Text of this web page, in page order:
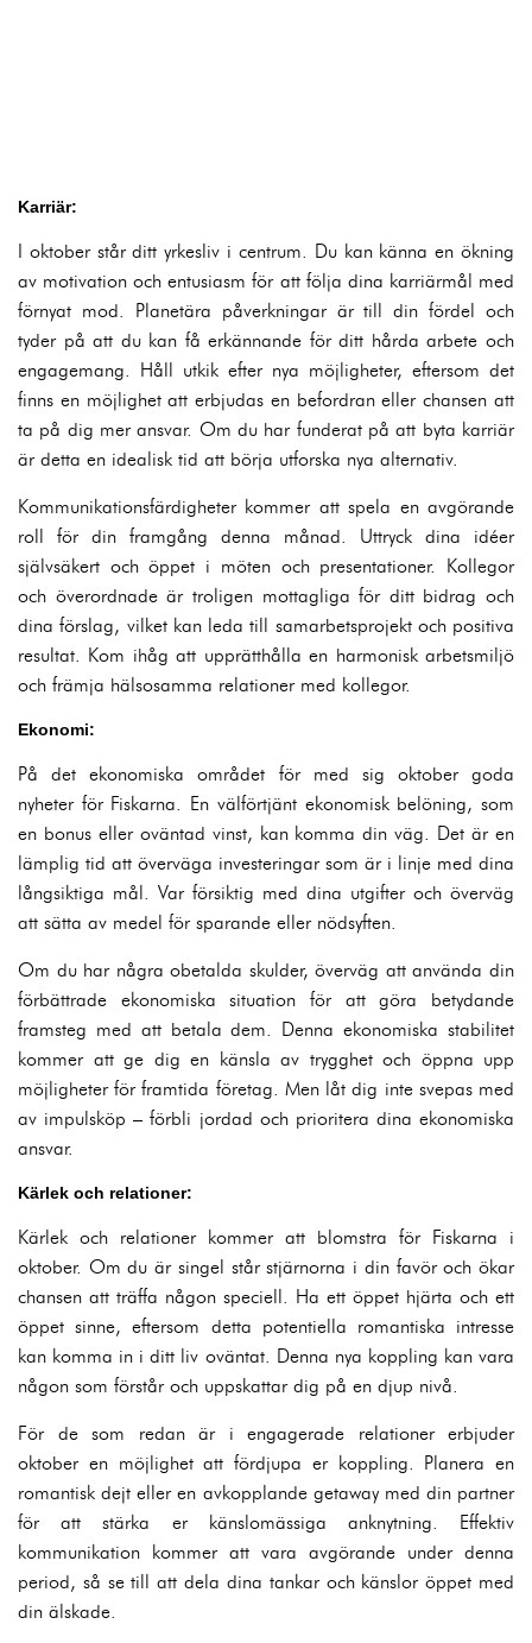
Karriär:
I oktober står ditt yrkesliv i centrum. Du kan känna en ökning
av motivation och entusiasm för att följa dina karriärmål med
förnyat mod. Planetära påverkningar är till din fördel och
tyder på att du kan få erkännande för ditt hårda arbete och
engagemang. Håll utkik efter nya möjligheter, eftersom det
finns en möjlighet att erbjudas en befordran eller chansen att
ta på dig mer ansvar. Om du har funderat på att byta karriär
är detta en idealisk tid att börja utforska nya alternativ.
Kommunikationsfärdigheter kommer att spela en avgörande
roll för din framgång denna månad. Uttryck dina idéer
självsäkert och öppet i möten och presentationer. Kollegor
och överordnade är troligen mottagliga för ditt bidrag och
dina förslag, vilket kan leda till samarbetsprojekt och positiva
resultat. Kom ihåg att upprätthålla en harmonisk arbetsmiljö
och främja hälsosamma relationer med kollegor.
Ekonomi:
På det ekonomiska området för med sig oktober goda
nyheter för Fiskarna. En välförtjänt ekonomisk belöning, som
en bonus eller oväntad vinst, kan komma din väg. Det är en
lämplig tid att överväga investeringar som är i linje med dina
långsiktiga mål. Var försiktig med dina utgifter och överväg
att sätta av medel för sparande eller nödsyften.
Om du har några obetalda skulder, överväg att använda din
förbättrade ekonomiska situation för att göra betydande
framsteg med att betala dem. Denna ekonomiska stabilitet
kommer att ge dig en känsla av trygghet och öppna upp
möjligheter för framtida företag. Men låt dig inte svepas med
av impulsköp – förbli jordad och prioritera dina ekonomiska
ansvar.
Kärlek och relationer:
Kärlek och relationer kommer att blomstra för Fiskarna i
oktober. Om du är singel står stjärnorna i din favör och ökar
chansen att träffa någon speciell. Ha ett öppet hjärta och ett
öppet sinne, eftersom detta potentiella romantiska intresse
kan komma in i ditt liv oväntat. Denna nya koppling kan vara
någon som förstår och uppskattar dig på en djup nivå.
För de som redan är i engagerade relationer erbjuder
oktober en möjlighet att fördjupa er koppling. Planera en
romantisk dejt eller en avkopplande getaway med din partner
för att stärka er känslomässiga anknytning. Effektiv
kommunikation kommer att vara avgörande under denna
period, så se till att dela dina tankar och känslor öppet med
din älskade.